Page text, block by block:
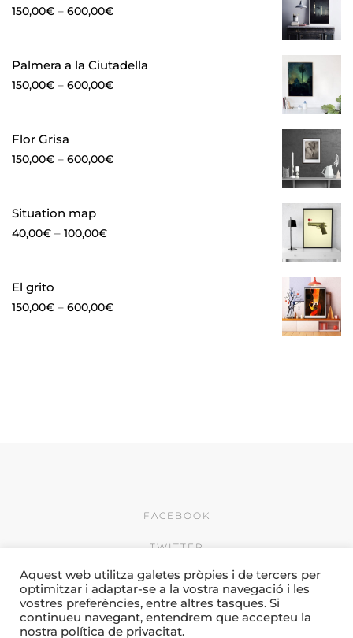
150,00€ – 600,00€
Palmera a la Ciutadella
150,00€ – 600,00€
Flor Grisa
150,00€ – 600,00€
Situation map
40,00€ – 100,00€
El grito
150,00€ – 600,00€
FACEBOOK
TWITTER
INSTAGRAM
© 2026 by Creativitat i
Comunicació Camí & Porres
Aquest web utilitza galetes pròpies i de tercers per
optimitzar i adaptar-se a la vostra navegació i les
vostres preferències, entre altres tasques. Si
continueu navegant, entendrem que accepteu la
nostra política de privacitat.